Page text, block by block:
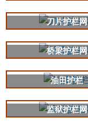
刀片护栏网
桥梁护栏网
油田护栏
监狱护栏网